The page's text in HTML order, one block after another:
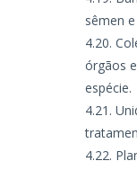
sêmen
órgãos
espécie.